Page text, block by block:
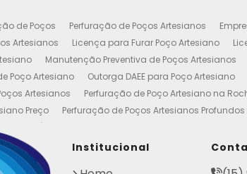
de Poços Perfuração de Poços Artesianos
Artesianos
Licença para Furar Poço Artesiano
Manutenção Preventiva de Poços Artesianos
Poço Artesiano
Outorga DAEE para Poço Artesiano
Artesianos
Perfuração de Poço Artesiano na
Preço
Perfuração de Poços Artesianos Profundos
de Água
Poço Semi Artesiano Manutenção Projeto de
Artesianos
Institucional